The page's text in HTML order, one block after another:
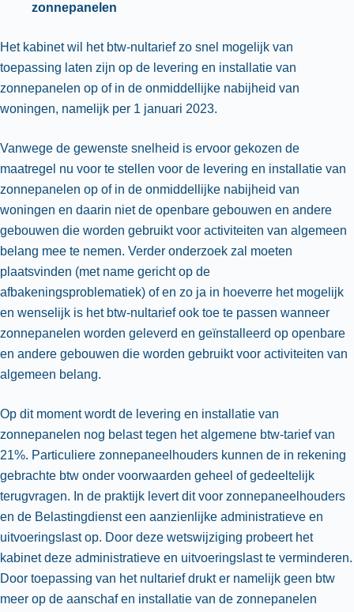
zonnepanelen
Het kabinet wil het btw-nultarief zo snel mogelijk van
toepassing laten zijn op de levering en installatie van
zonnepanelen op of in de onmiddellijke nabijheid van
woningen, namelijk per 1 januari 2023.
Vanwege de gewenste snelheid is ervoor gekozen de
maatregel nu voor te stellen voor de levering en installatie van
zonnepanelen op of in de onmiddellijke nabijheid van
woningen en daarin niet de openbare gebouwen en andere
gebouwen die worden gebruikt voor activiteiten van algemeen
belang mee te nemen. Verder onderzoek zal moeten
plaatsvinden (met name gericht op de
afbakeningsproblematiek) of en zo ja in hoeverre het mogelijk
en wenselijk is het btw-nultarief ook toe te passen wanneer
zonnepanelen worden geleverd en geïnstalleerd op openbare
en andere gebouwen die worden gebruikt voor activiteiten van
algemeen belang.
Op dit moment wordt de levering en installatie van
zonnepanelen nog belast tegen het algemene btw-tarief van
21%. Particuliere zonnepaneelhouders kunnen de in rekening
gebrachte btw onder voorwaarden geheel of gedeeltelijk
terugvragen. In de praktijk levert dit voor zonnepaneelhouders
en de Belastingdienst een aanzienlijke administratieve en
uitvoeringslast op. Door deze wetswijziging probeert het
kabinet deze administratieve en uitvoeringslast te verminderen.
Door toepassing van het nultarief drukt er namelijk geen btw
meer op de aanschaf en installatie van de zonnepanelen